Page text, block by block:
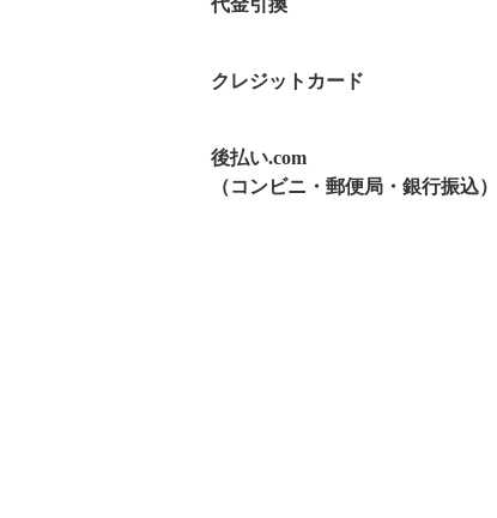
代金引換
クレジットカード
後払い.com
（コンビニ・郵便局・銀行振込）